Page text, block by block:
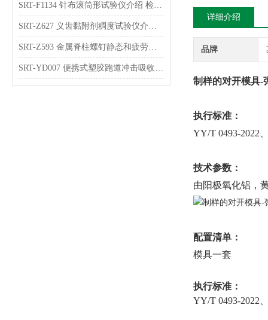
SRT-F1134 针布滚筒形试验仪介绍 检测数据稳定
SRT-Z627 义齿黏附剂稠度试验仪介绍 符合检测标准
SRT-Z593 金属脊柱螺钉静态和疲劳弯曲强度试验仪介绍 参数稳定
SRT-YD007 便携式塑胶跑道冲击吸收及垂直变形试验仪介绍 操作简单
详细介绍
品牌
制样的对开模具-
执行标准：
YY/T 0493-2022
技术参数：
由阳极氧化铝，
配置清单：
模具一套
执行标准：
YY/T 0493-2022